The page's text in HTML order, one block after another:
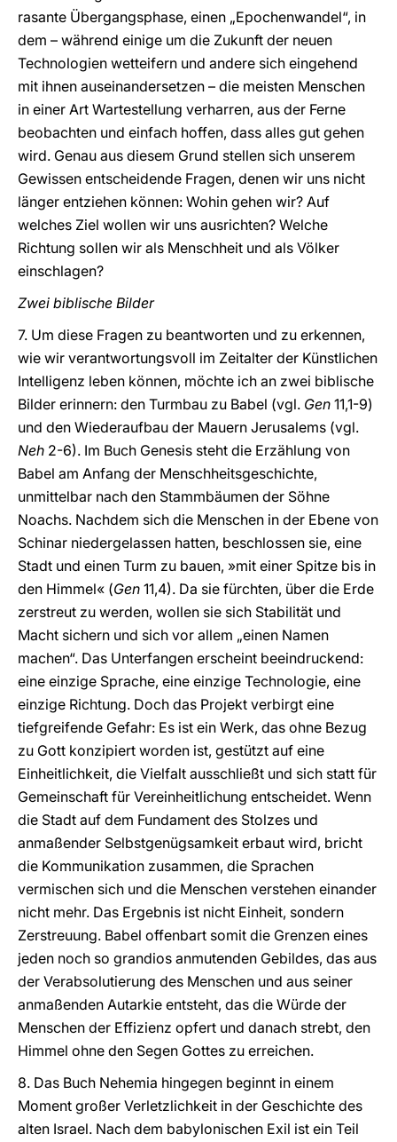
rasante Übergangsphase, einen „Epochenwandel“, in
dem – während einige um die Zukunft der neuen
Technologien wetteifern und andere sich eingehend
mit ihnen auseinandersetzen – die meisten Menschen
in einer Art Wartestellung verharren, aus der Ferne
beobachten und einfach hoffen, dass alles gut gehen
wird. Genau aus diesem Grund stellen sich unserem
Gewissen entscheidende Fragen, denen wir uns nicht
länger entziehen können: Wohin gehen wir? Auf
welches Ziel wollen wir uns ausrichten? Welche
Richtung sollen wir als Menschheit und als Völker
einschlagen?
Zwei biblische Bilder
7. Um diese Fragen zu beantworten und zu erkennen,
wie wir verantwortungsvoll im Zeitalter der Künstlichen
Intelligenz leben können, möchte ich an zwei biblische
Bilder erinnern: den Turmbau zu Babel (vgl. Gen 11,1-9)
und den Wiederaufbau der Mauern Jerusalems (vgl.
Neh 2-6). Im Buch Genesis steht die Erzählung von
Babel am Anfang der Menschheitsgeschichte,
unmittelbar nach den Stammbäumen der Söhne
Noachs. Nachdem sich die Menschen in der Ebene von
Schinar niedergelassen hatten, beschlossen sie, eine
Stadt und einen Turm zu bauen, »mit einer Spitze bis in
den Himmel« (Gen 11,4). Da sie fürchten, über die Erde
zerstreut zu werden, wollen sie sich Stabilität und
Macht sichern und sich vor allem „einen Namen
machen“. Das Unterfangen erscheint beeindruckend:
eine einzige Sprache, eine einzige Technologie, eine
einzige Richtung. Doch das Projekt verbirgt eine
tiefgreifende Gefahr: Es ist ein Werk, das ohne Bezug
zu Gott konzipiert worden ist, gestützt auf eine
Einheitlichkeit, die Vielfalt ausschließt und sich statt für
Gemeinschaft für Vereinheitlichung entscheidet. Wenn
die Stadt auf dem Fundament des Stolzes und
anmaßender Selbstgenügsamkeit erbaut wird, bricht
die Kommunikation zusammen, die Sprachen
vermischen sich und die Menschen verstehen einander
nicht mehr. Das Ergebnis ist nicht Einheit, sondern
Zerstreuung. Babel offenbart somit die Grenzen eines
jeden noch so grandios anmutenden Gebildes, das aus
der Verabsolutierung des Menschen und aus seiner
anmaßenden Autarkie entsteht, das die Würde der
Menschen der Effizienz opfert und danach strebt, den
Himmel ohne den Segen Gottes zu erreichen.
8. Das Buch Nehemia hingegen beginnt in einem
Moment großer Verletzlichkeit in der Geschichte des
alten Israel. Nach dem babylonischen Exil ist ein Teil